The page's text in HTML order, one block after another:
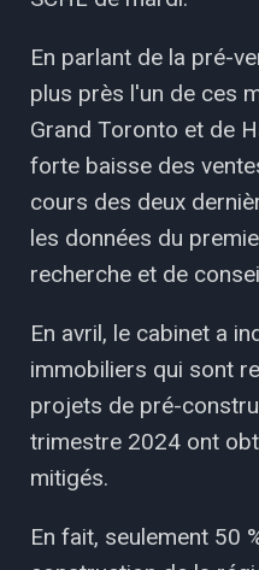
En parlant de la pré-
plus près l'un de ces
Grand Toronto et de
forte baisse des
cours des deux
les données du
recherche et de
En avril, le cabinet a
immobiliers qui sont
projets de pré-
trimestre 2024 ont
mitigés.
En fait, seulement 50